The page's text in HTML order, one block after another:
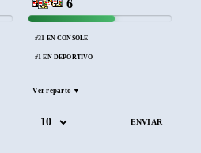
6
#31 EN CONSOLE
#1 EN DEPORTIVO
Ver reparto ▼